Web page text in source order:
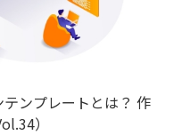
ンプレートとは？ 作
）